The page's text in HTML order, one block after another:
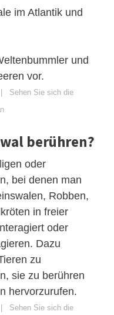
im Atlantik und
und
vor.
Sehen Sie sich die
berühren?
oder
bei denen man
Robben,
in freier
oder
Dazu
zu
sie zu berühren
hervorzurufen.
Sehen Sie sich die